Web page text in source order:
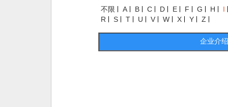
不限
A B C D E F G H
I
R
S T U V W X Y Z
企业介绍